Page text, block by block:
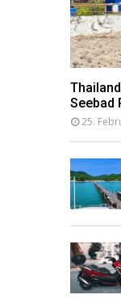
Seebad
25.